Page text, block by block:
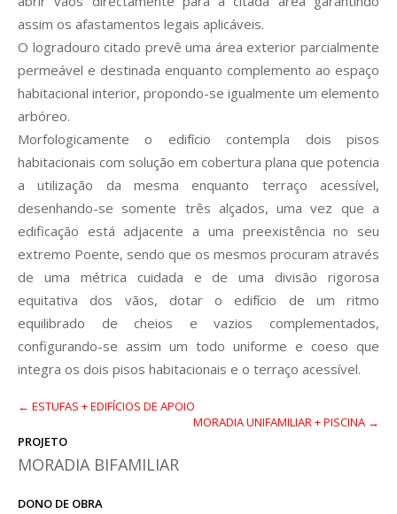
assim os afastamentos legais aplicáveis.
O logradouro citado prevê uma área exterior parcialmente
permeável e destinada enquanto complemento ao espaço
habitacional interior, propondo-se igualmente um elemento
arbóreo.
Morfologicamente o edifício contempla dois pisos
habitacionais com solução em cobertura plana que potencia
a utilização da mesma enquanto terraço acessível,
desenhando-se somente três alçados, uma vez que a
edificação está adjacente a uma preexistência no seu
extremo Poente, sendo que os mesmos procuram através
de uma métrica cuidada e de uma divisão rigorosa
equitativa dos vãos, dotar o edifício de um ritmo
equilibrado de cheios e vazios complementados,
configurando-se assim um todo uniforme e coeso que
integra os dois pisos habitacionais e o terraço acessível.
← ESTUFAS + EDIFÍCIOS DE APOIO
MORADIA UNIFAMILIAR + PISCINA →
PROJETO
MORADIA BIFAMILIAR
DONO DE OBRA